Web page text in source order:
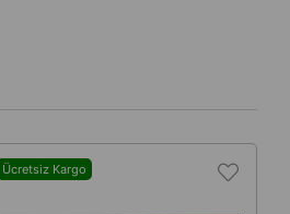
Ücretsiz Kargo